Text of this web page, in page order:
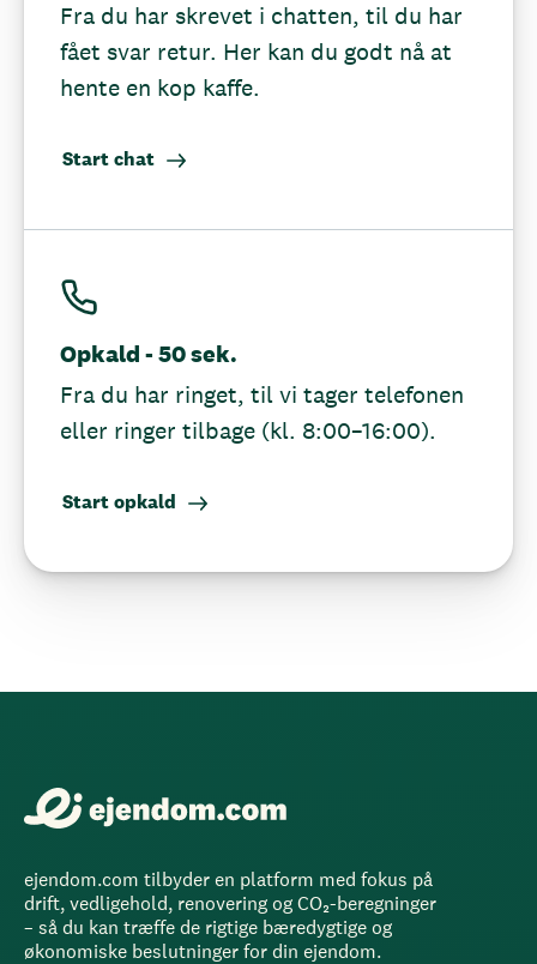
Fra du har skrevet i chatten, til du har
fået svar retur. Her kan du godt nå at
hente en kop kaffe.
Start chat
Opkald - 50 sek.
Fra du har ringet, til vi tager telefonen
eller ringer tilbage (kl. 8:00–16:00).
Start opkald
ejendom.com tilbyder en platform med fokus på
drift, vedligehold, renovering og CO₂-beregninger
– så du kan træffe de rigtige bæredygtige og
økonomiske beslutninger for din ejendom.